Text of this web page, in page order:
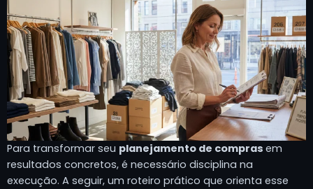
Para transformar seu planejamento de compras em
resultados concretos, é necessário disciplina na
execução. A seguir, um roteiro prático que orienta esse